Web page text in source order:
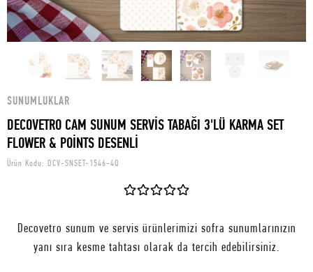
SUNUMLUKLAR
DECOVETRO CAM SUNUM SERVİS TABAĞI 3'LÜ KARMA SET
FLOWER & POİNTS DESENLİ
Ürün Kodu: DCV-SNSET-1546-4Q
Decovetro sunum ve servis ürünlerimizi sofra sunumlarınızın
yanı sıra kesme tahtası olarak da tercih edebilirsiniz.